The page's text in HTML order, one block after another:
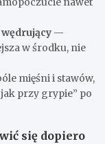
—
w środku, nie
mięśni i stawów,
przy grypie” po
się dopiero